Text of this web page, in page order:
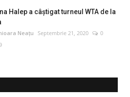
Halep a câştigat turneul WTA de la
Neațu Septembrie 21, 2020
0